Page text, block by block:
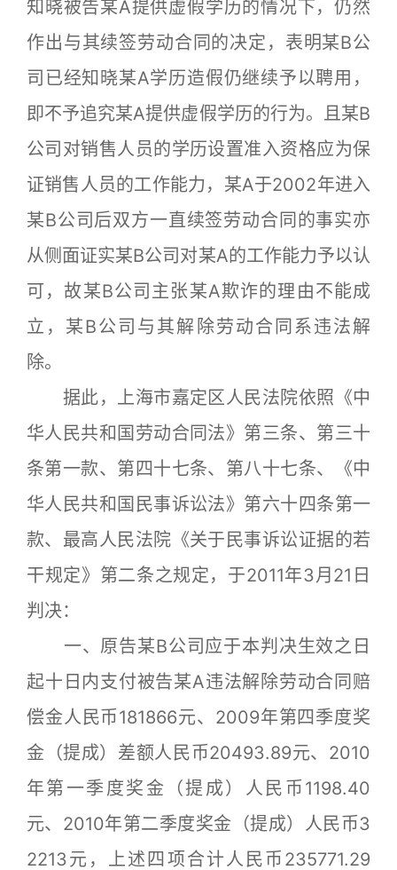
知晓被告某A提供虚假学历的情况下，仍然
作出与其续签劳动合同的决定，表明某B公
司已经知晓某A学历造假仍继续予以聘用，
即不予追究某A提供虚假学历的行为。且某B
公司对销售人员的学历设置准入资格应为保
证销售人员的工作能力，某A于2002年进入
某B公司后双方一直续签劳动合同的事实亦
从侧面证实某B公司对某A的工作能力予以认
可，故某B公司主张某A欺诈的理由不能成
立，某B公司与其解除劳动合同系违法解
除。
据此，上海市嘉定区人民法院依照《中
华人民共和国劳动合同法》第三条、第三十
条第一款、第四十七条、第八十七条、《中
华人民共和国民事诉讼法》第六十四条第一
款、最高人民法院《关于民事诉讼证据的若
干规定》第二条之规定，于2011年3月21日
判决：
一、原告某B公司应于本判决生效之日
起十日内支付被告某A违法解除劳动合同赔
偿金人民币181866元、2009年第四季度奖
金（提成）差额人民币20493.89元、2010
年第一季度奖金（提成）人民币1198.40
元、2010年第二季度奖金（提成）人民币3
2213元，上述四项合计人民币235771.29